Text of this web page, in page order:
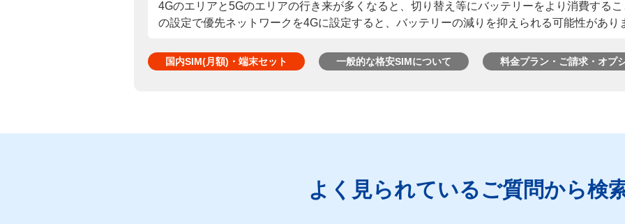
4Gのエリアと5Gのエリアの行き来が多くなると、切り替え等にバッテリーをより消費する
の設定で優先ネットワークを4Gに設定すると、バッテリーの減りを抑えられる可能性があり
一般的な格安SIMについて
国内SIM(月額)・端末セット 料金プラン・ご請求・オプ
よく⾒られているご質問から検